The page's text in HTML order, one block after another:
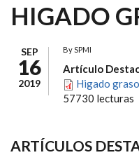
HIGADO
SEP
16
2019
BySPMI
Artículo
Higado
57730 lecturas
ARTÍCULOS